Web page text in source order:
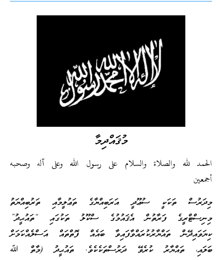
މުޤައްދިމާ
لله والصلاة والسلام على رسول الله وعلى آله وصحبه
ތަކަކީ ސުޢޫދީ އަރަބިއްޔާގެ ތަޢުލީމާއި ތަރުބިއްޔަތު
ފަރާތުން އެޤައުމުގެ ސްކޫލު ތަކުގައި “ތައުޙީދު”
ތައްޔާރުކުރައްވާފައިވާ ބައެއް ފޮތްތައް އަސްލެއްކަމަށް
ތައްޔާރު ކުރެވޭ ދަރުސްތަކެކެވެ. ތައުޙީދު (މާތް ﷲ